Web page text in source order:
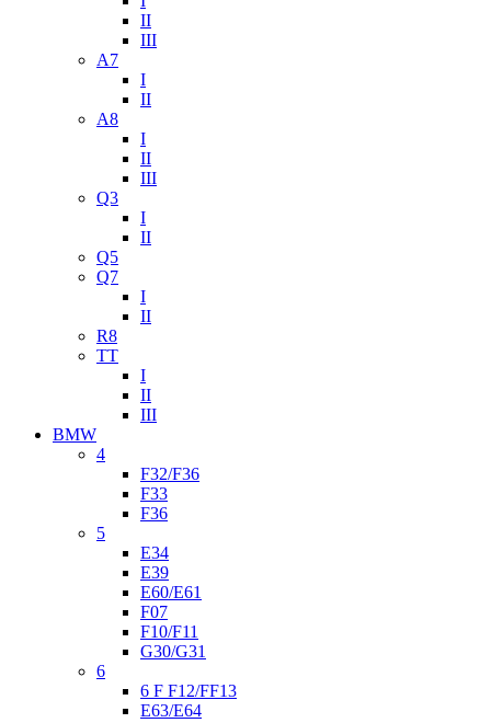
II
III
A7
I
II
A8
I
II
III
Q3
I
II
Q5
Q7
I
II
R8
TT
I
II
III
BMW
4
F32/F36
F33
F36
5
E34
E39
E60/E61
F07
F10/F11
G30/G31
6
6 F F12/FF13
E63/E64